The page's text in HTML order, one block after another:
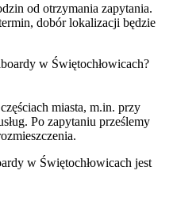
od otrzymania zapytania.
dobór lokalizacji będzie
w Świętochłowicach?
miasta, m.in. przy
Po zapytaniu prześlemy
w Świętochłowicach jest